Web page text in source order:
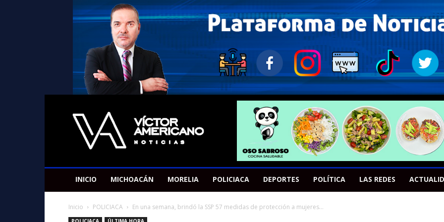
Americano
Victor
INICIO MICHOACÁN MORELIA POLICIACA DEPORTES POLÍTICA LAS REDES
Inicio POLICIACA En una semana, brindó la SSP 57 medidas de protección a mujeres...